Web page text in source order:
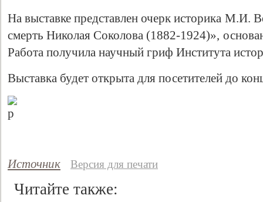
На выставке представлен очерк историка М.И.
смерть Николая Соколова (1882-1924)»,
Работа получила научный гриф Института
Выставка будет открыта для посетителей до
Источник Версия для печати
Читайте также: